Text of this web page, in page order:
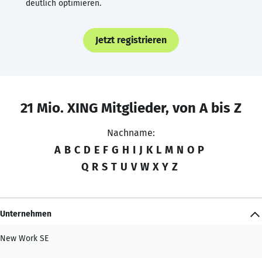
deutlich optimieren.
Jetzt registrieren
21 Mio. XING Mitglieder, von A bis Z
Nachname:
A B C D E F G H I J K L M N O P
Q R S T U V W X Y Z
Unternehmen
New Work SE